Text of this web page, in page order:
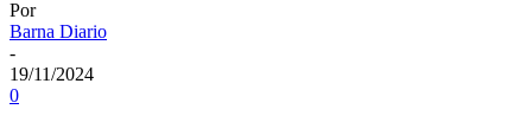
Por
Barna Diario
-
19/11/2024
0